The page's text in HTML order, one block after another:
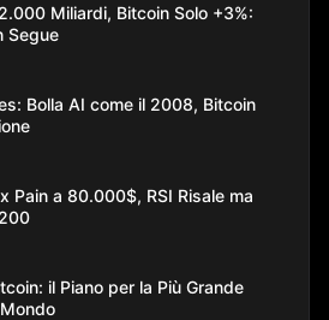
Miliardi, Bitcoin Solo +3%:
Segue
Bolla AI come il 2008, Bitcoin
Pain a 80.000$, RSI Risale ma
il Piano per la Più Grande